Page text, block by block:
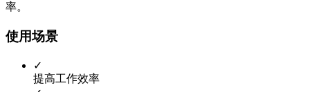
率。
使用场景
✓
提高工作效率